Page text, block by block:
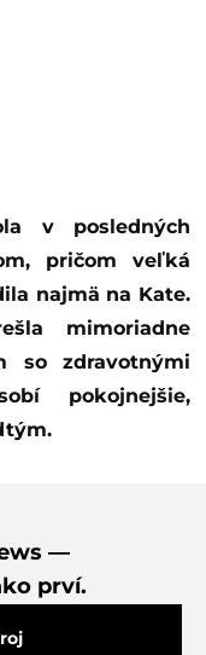
pričom veľká
najmä na Kate.
mimoriadne
so zdravotnými
pokojnejšie,
—
prví.